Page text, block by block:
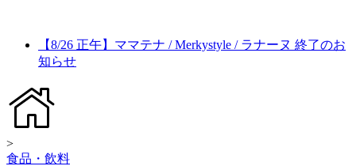
【8/26 正午】ママテナ / Merkystyle / ラナーヌ 終了のお
知らせ
>
食品・飲料